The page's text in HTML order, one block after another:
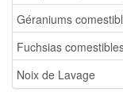
Géraniums
Fuchsias
Noix de Lavage